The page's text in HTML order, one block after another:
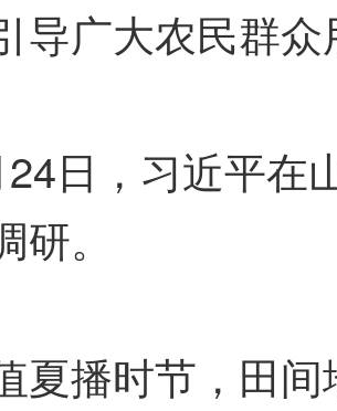
导广大农民群众
，习近平在山
。
播时节，田间